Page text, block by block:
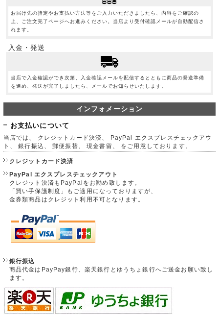
お届け先の指定やお支払い方法等をご入力いただきましたら、内容をご確認の
上、ご注文完了ページへお進みください。当店より受付確認メールが自動配信さ
れます。
入金・発送
当店で入金確認ができ次第、入金確認メールを配信するとともに商品の発送準備
を進め、発送が完了しましたら、メールでお知らせいたします。
インフォメーション
お支払いについて
当店では、 クレジットカード決済、 PayPal エクスプレスチェックアウ
ト、 銀行振込、 郵便振替、 現金書留、 をご用意しております。
クレジットカード決済
PayPal エクスプレスチェックアウト
クレジット決済もPayPalをお勧め致します。
「買い手保護制度」もご適用になっておりますが、
金券類商品はクレジット利用不可となります。
銀行振込
商品代金はPayPay銀行、楽天銀行とゆうちょ銀行へご送金お願い致し
ます。